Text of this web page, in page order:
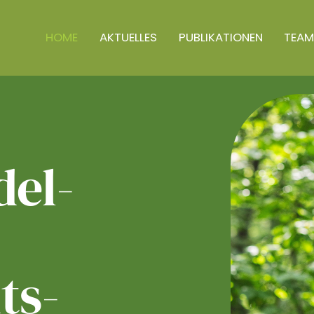
HOME AKTUELLES PUBLIKATIONEN